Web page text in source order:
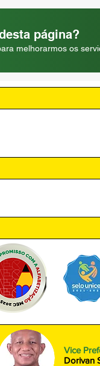
página?
melhorarmos os
Vice
Dorivan